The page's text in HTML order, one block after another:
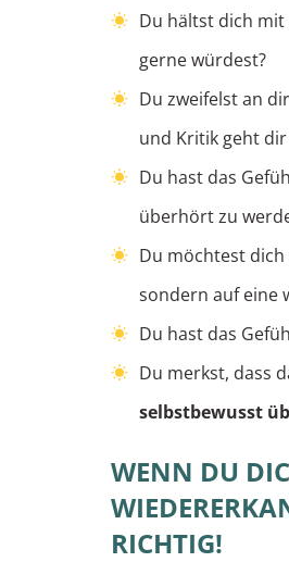
Du hältst dich
gerne würdest?
Du zweifelst an
und Kritik geht
Du hast das
überhört zu
Du möchtest
sondern auf eine
Du hast das
Du merkst, dass
selbstbewusst
WENN DU
RICHTIG!